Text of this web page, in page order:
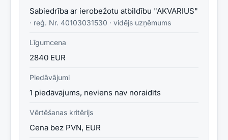
Sabiedrība ar ierobežotu atbildību "AKVARIUS"
· reģ. Nr. 40103031530 · vidējs uzņēmums
Līgumcena
2840 EUR
Piedāvājumi
1 piedāvājums, neviens nav noraidīts
Vērtēšanas kritērijs
Cena bez PVN, EUR